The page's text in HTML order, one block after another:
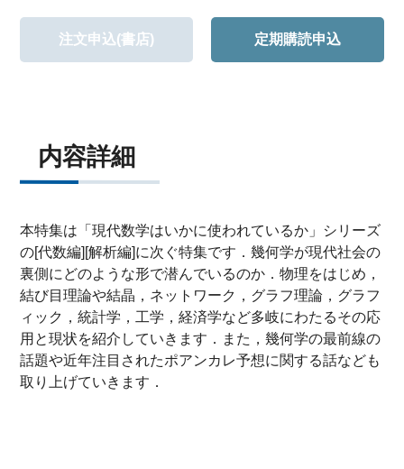
注文申込(書店) 定期購読申込
内容詳細
本特集は「現代数学はいかに使われているか」シリーズ
の[代数編][解析編]に次ぐ特集です．幾何学が現代社会の
裏側にどのような形で潜んでいるのか．物理をはじめ，
結び目理論や結晶，ネットワーク，グラフ理論，グラフ
ィック，統計学，工学，経済学など多岐にわたるその応
用と現状を紹介していきます．また，幾何学の最前線の
話題や近年注目されたポアンカレ予想に関する話なども
取り上げていきます．